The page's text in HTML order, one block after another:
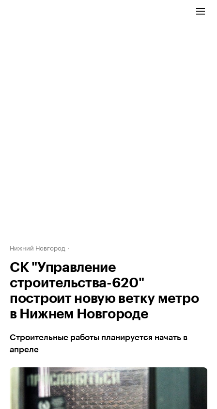
Нижний Новгород
СК "Управление
строительства-620"
построит новую ветку метро
в Нижнем Новгороде
Строительные работы планируется начать в
апреле